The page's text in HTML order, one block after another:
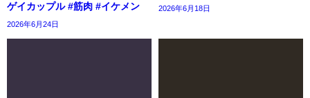
ゲイカップル #筋肉 #イケメン
2026年6月24日
2026年6月18日